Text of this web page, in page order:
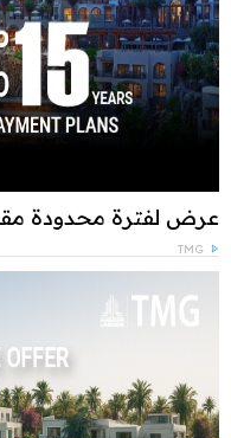
عرض لفترة محدودة مقدم 1.5% و تقسيط علي
TMG